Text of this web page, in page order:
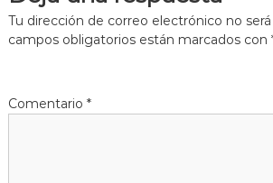
e
a
Tu dirección de correo electrónico no será
campos obligatorios están marcados con
Comentario *